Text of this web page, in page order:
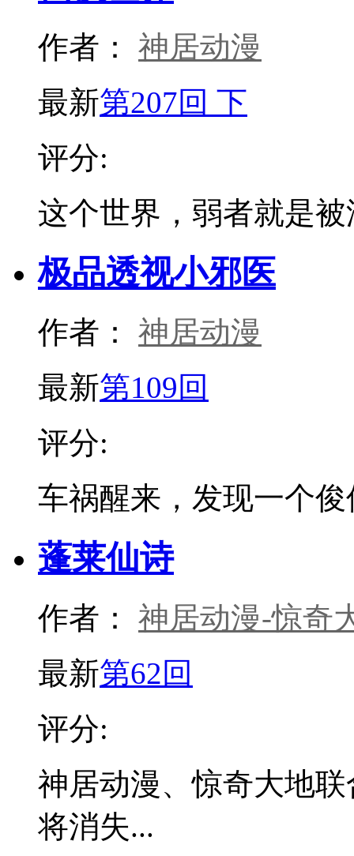
作者：
神居动漫
最新第207回 下
评分:
这个世界，弱者就是
极品透视小邪医
作者：
神居动漫
最新第109回
评分:
车祸醒来，发现一个
蓬莱仙诗
作者：
神居动漫-惊奇
最新第62回
评分:
神居动漫、惊奇大地
将消失...